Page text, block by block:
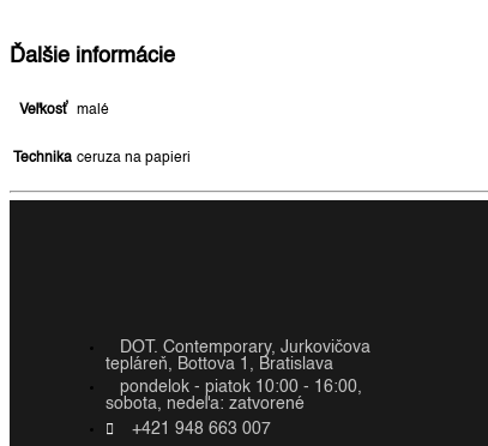
Ďalšie informácie
Veľkosť malé
Technika ceruza na papieri
DOT. Contemporary, Jurkovičova
tepláreň, Bottova 1, Bratislava
pondelok - piatok 10:00 - 16:00,
sobota, nedeľa: zatvorené
+421 948 663 007